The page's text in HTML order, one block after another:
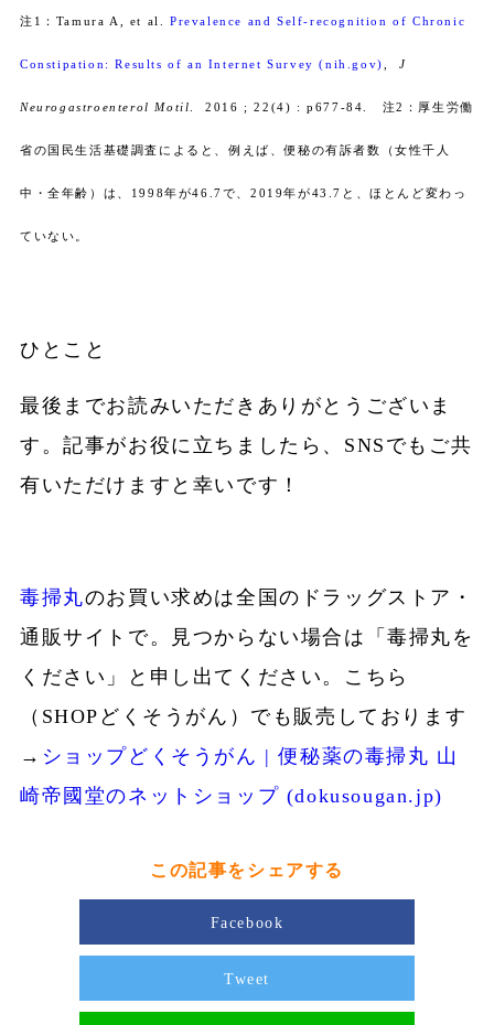
注1：Tamura A, et al. Prevalence and Self-recognition of Chronic
Constipation: Results of an Internet Survey (nih.gov) J
Neurogastroenterol Motil . 2016 ; 22(4) : p677-84. 注2：厚生労働
省の国民生活基礎調査によると、例えば、便秘の有訴者数（女性千人
中・全年齢）は、1998年が46.7で、2019年が43.7と、ほとんど変わっ
ていない。
ひとこと
最後までお読みいただきありがとうございま
す。記事がお役に立ちましたら、SNSでもご共
有いただけますと幸いです！
毒掃丸のお買い求めは全国のドラッグストア・
通販サイトで。見つからない場合は「毒掃丸を
ください」と申し出てください。こちら
（SHOPどくそうがん）でも販売しております
→ ショップどくそうがん | 便秘薬の毒掃丸 山
崎帝國堂のネットショップ (dokusougan.jp)
この記事をシェアする
Facebook
Tweet